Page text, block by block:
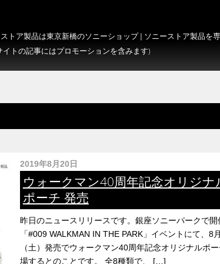
ストア製品は東京新橋のソニーショップ | ソニーストア製品
イトの記事にはプロモーションを含みます)
2019年8月20日
ウォークマン40周年記念オリジナ
ポーチ 発売
昨日のニュースリリースです。銀座ソニーパークで開
「#009 WALKMAN IN THE PARK」イベントにて、8
（土）発売でウォークマン40周年記念オリジナルポ
場するとのことです。 全8種類で、 […]